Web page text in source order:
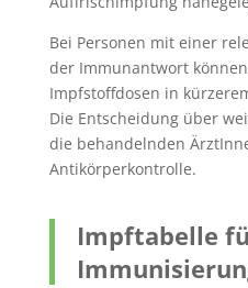
Bei Personen mit einer
der Immunantwort
Impfstoffdosen in
Die Entscheidung über
die behandelnden
Antikörperkontrolle.
Impftabelle